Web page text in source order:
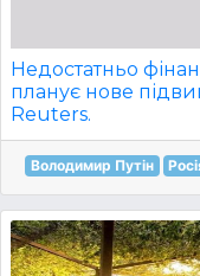
Недостатньо
планує нове
Reuters.
Володимир Путін